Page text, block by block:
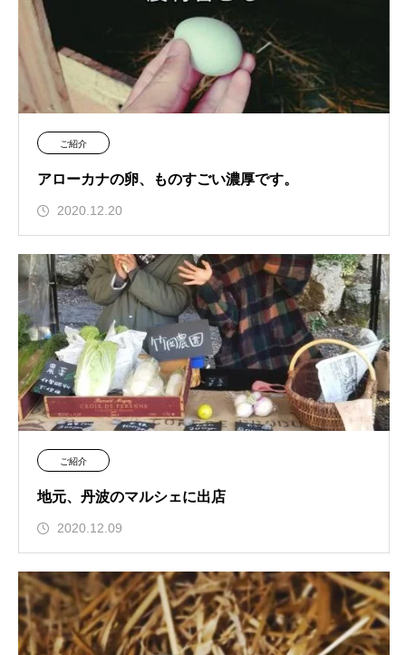
ご紹介
アローカナの卵、ものすごい濃厚です。
2020.12.20
ご紹介
地元、丹波のマルシェに出店
2020.12.09